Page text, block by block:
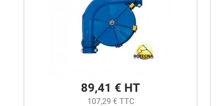
89,41 € HT
107,29 € TTC